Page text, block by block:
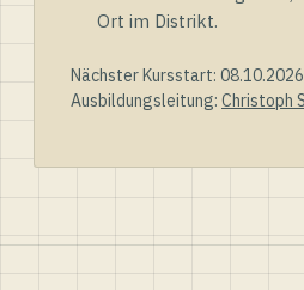
Ort im Distrikt.
Nächster Kursstart:
Ausbildungsleitung: Christoph